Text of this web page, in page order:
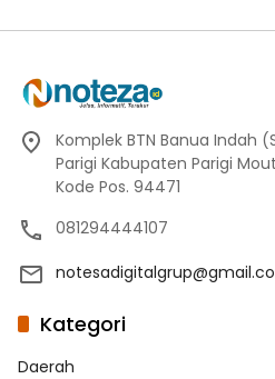
Komplek BTN Banua Indah
Parigi Kabupaten Parigi
Kode Pos. 94471
081294444107
Kategori
Daerah